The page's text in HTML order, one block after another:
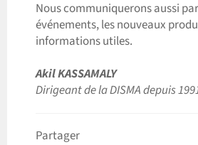
Nous communiquerons aussi
événements, les nouveaux
informations utiles.
Akil KASSAMALY
Dirigeant de la DISMA depuis
Partager